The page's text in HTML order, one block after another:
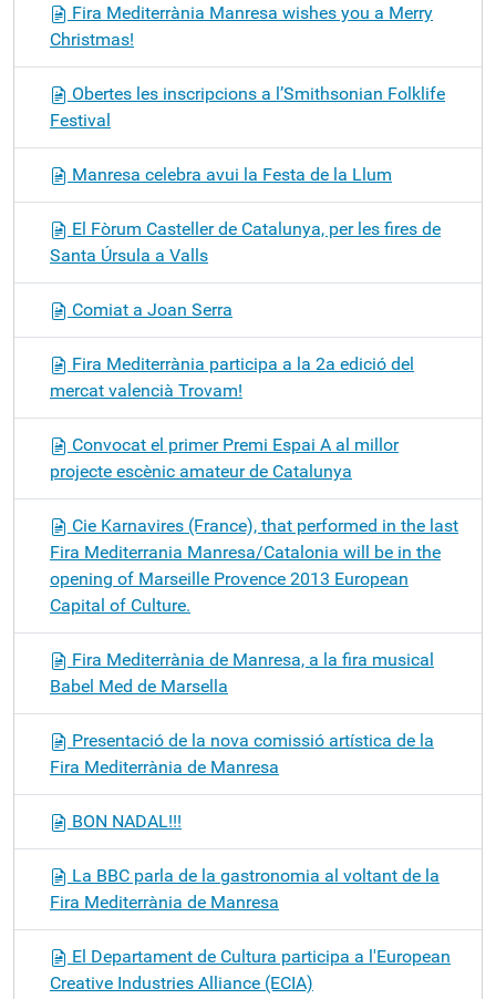
Fira Mediterrània Manresa wishes you a Merry
Christmas!
Obertes les inscripcions a l’Smithsonian Folklife
Festival
Manresa celebra avui la Festa de la Llum
El Fòrum Casteller de Catalunya, per les fires de
Santa Úrsula a Valls
Comiat a Joan Serra
Fira Mediterrània participa a la 2a edició del
mercat valencià Trovam!
Convocat el primer Premi Espai A al millor
projecte escènic amateur de Catalunya
Cie Karnavires (France), that performed in the last
Fira Mediterrania Manresa/Catalonia will be in the
opening of Marseille Provence 2013 European
Capital of Culture.
Fira Mediterrània de Manresa, a la fira musical
Babel Med de Marsella
Presentació de la nova comissió artística de la
Fira Mediterrània de Manresa
BON NADAL!!!
La BBC parla de la gastronomia al voltant de la
Fira Mediterrània de Manresa
El Departament de Cultura participa a l'European
Creative Industries Alliance (ECIA)